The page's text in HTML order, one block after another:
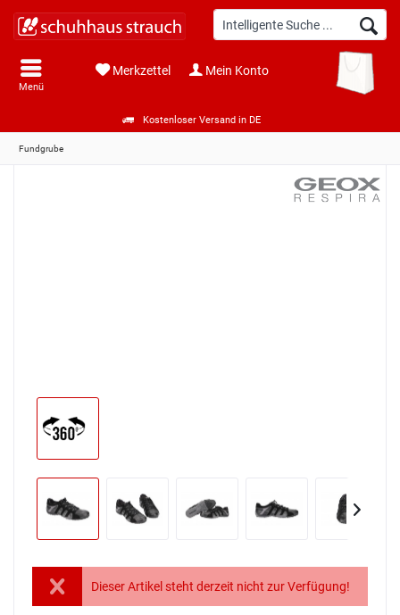
Kostenloser Versand in DE
Menü
Merkzettel Mein Konto
Fundgrube
Dieser Artikel steht derzeit nicht zur Verfügung!